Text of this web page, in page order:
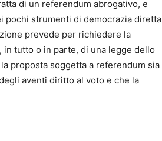
di un referendum abrogativo, e
pochi strumenti di democrazia diretta
prevede per richiedere la
in tutto o in parte, di una legge dello
proposta soggetta a referendum sia
aventi diritto al voto e che la